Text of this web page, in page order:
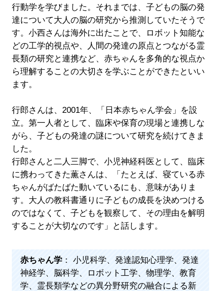
行動学を学びました。それまでは、子どもの脳の発
達について大人の脳の研究から推測していたそうで
す。小西さんは海外に出たことで、ロボット知能な
どの工学的視点や、人間の発達の原点とつながる霊
長類の研究と連携など、赤ちゃんを多角的な視点か
ら理解することの大切さを学ぶことができたといい
ます。
行郎さんは、2001年、「日本赤ちゃん学会」を設
立。第一人者として、臨床や保育の現場と連携しな
がら、子どもの発達の謎について研究を続けてきま
した。
行郎さんと二人三脚で、小児神経科医として、臨床
に携わってきた薫さんは、「たとえば、寝ている赤
ちゃんがばたばた動いているにも、意味がありま
す。大人の教科書通りに子どもの成長を決めつける
のではなくて、子どもを観察して、その理由を解明
することが大切なのです」と話します。
赤ちゃん学： 小児科学、発達認知心理学、発達
神経学、脳科学、ロボット工学、物理学、教育
学、霊長類学などの異分野研究の融合による新